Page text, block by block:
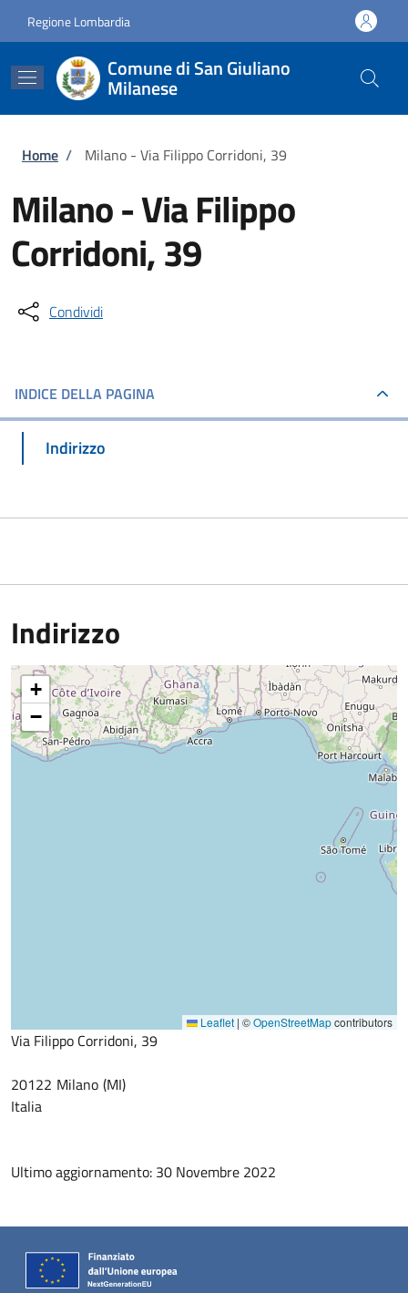
Regione Lombardia
Comune di San Giuliano
Milanese
Briciole di pane
Home / Milano - Via Filippo Corridoni, 39
Milano - Via Filippo
Corridoni, 39
Condividi
INDICE DELLA PAGINA
Indirizzo
Indirizzo
+
−
Leaflet | ©OpenStreetMapcontributors
Via Filippo Corridoni, 39
20122 Milano MI
Italia
Ultimo aggiornamento: 30 Novembre 2022